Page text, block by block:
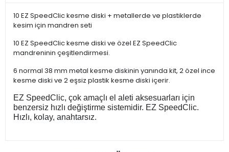
10 EZ SpeedClic kesme diski + metallerde ve plastiklerde
kesim için mandren seti
10 EZ SpeedClic kesme diski ve özel EZ SpeedClic
mandreninin çeşitlendirmesi.
6 normal 38 mm metal kesme diskinin yanında kit, 2 özel ince
kesme diski ve 2 eşsiz plastik kesme diski içerir.
EZ SpeedClic, çok amaçlı el aleti aksesuarları için
benzersiz hızlı değiştirme sistemidir. EZ SpeedClic.
Hızlı, kolay, anahtarsız.